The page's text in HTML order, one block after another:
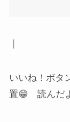
｜
いいね！ボ
置😁 読んだ